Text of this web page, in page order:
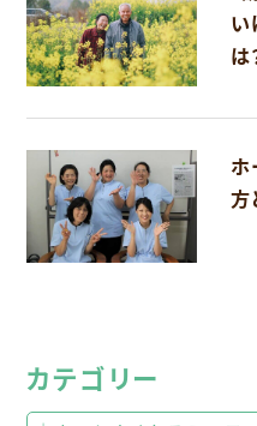
い
は
ホ
方
カテゴリー